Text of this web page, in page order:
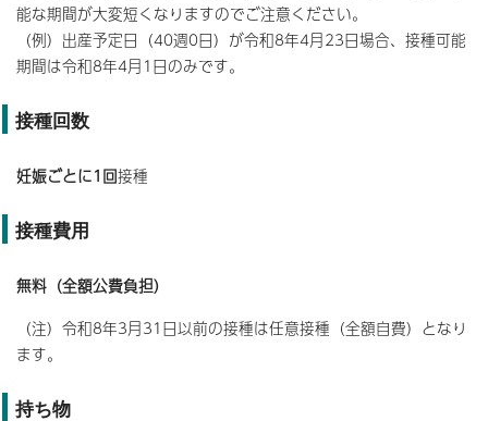
能な期間が大変短くなりますのでご注意ください。
（例）出産予定日（40週0日）が令和8年4月23日場合、接種可能
期間は令和8年4月1日のみです。
接種回数
妊娠ごとに1回接種
接種費用
無料（全額公費負担）
（注）令和8年3月31日以前の接種は任意接種（全額自費）となり
ます。
持ち物